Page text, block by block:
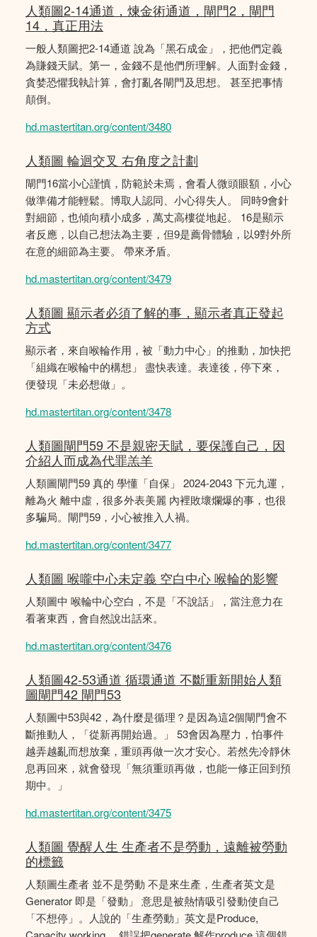
人類圖2-14通道，煉金術通道，閘門2，閘門
14，真正用法
一般人類圖把2-14通道 說為「黑石成金」，把他們定義
為賺錢天賦。第一，金錢不是他們所理解。人面對金錢，
貪婪恐懼我執計算，會打亂各閘門及思想。 甚至把事情
顛倒。
hd.mastertitan.org/content/3480
人類圖 輪迴交叉 右角度之計劃
閘門16當小心謹慎，防範於未焉，會看人微頭眼額，小心
做準備才能輕鬆。博取人認同、小心得失人。 同時9會針
對細節，也傾向積小成多，萬丈高樓從地起。 16是顯示
者反應，以自己想法為主要，但9是薦骨體驗，以9對外所
在意的細節為主要。 帶來矛盾。
hd.mastertitan.org/content/3479
人類圖 顯示者必須了解的事，顯示者真正發起
方式
顯示者，來自喉輪作用，被「動力中心」的推動，加快把
「組織在喉輪中的構想」 盡快表達。表達後，停下來，
便發現「未必想做」。
hd.mastertitan.org/content/3478
人類圖閘門59 不是親密天賦，要保護自己，因
介紹人而成為代罪羔羊
人類圖閘門59 真的 學懂「自保」 2024-2043 下元九運，
離為火 離中虛，很多外表美麗 內裡敗壞爛爆的事，也很
多騙局。閘門59，小心被推入人禍。
hd.mastertitan.org/content/3477
人類圖 喉嚨中心未定義 空白中心 喉輪的影響
人類圖中 喉輪中心空白，不是「不說話」，當注意力在
看著東西，會自然說出話來。
hd.mastertitan.org/content/3476
人類圖42-53通道 循環通道 不斷重新開始人類
圖閘門42 閘門53
人類圖中53與42，為什麼是循理？是因為這2個閘門會不
斷推動人，「從新再開始過。」 53會因為壓力，怕事件
越弄越亂而想放棄，重頭再做一次才安心。若然先冷靜休
息再回來，就會發現「無須重頭再做，也能一修正回到預
期中。」
hd.mastertitan.org/content/3475
人類圖 覺醒人生 生產者不是勞動，遠離被勞動
的標籤
人類圖生產者 並不是勞動 不是來生產，生產者英文是
Generator 即是「發動」 意思是被熱情吸引發動使自己
「不想停」。人說的「生產勞動」英文是Produce,